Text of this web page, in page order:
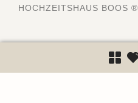
HOCHZEITSHAUS BOOS ®